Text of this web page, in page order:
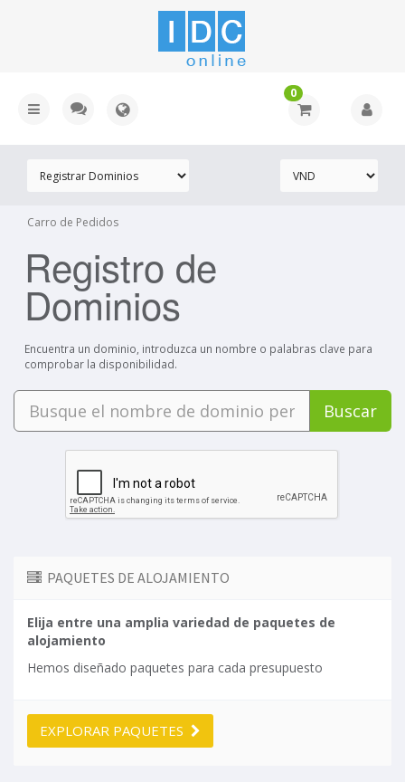
0
Carro de Pedidos
Registro de
Dominios
Encuentra un dominio, introduzca un nombre o palabras clave para
comprobar la disponibilidad.
Buscar
PAQUETES DE ALOJAMIENTO
Elija entre una amplia variedad de paquetes de
alojamiento
Hemos diseñado paquetes para cada presupuesto
EXPLORAR PAQUETES